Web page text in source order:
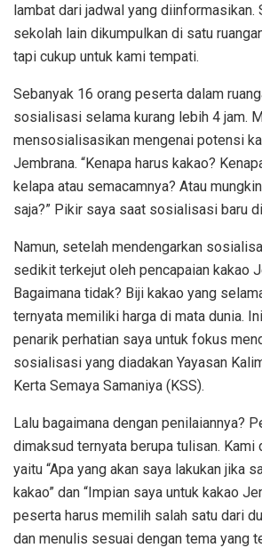
lambat dari jadwal yang diinformasikan.
sekolah lain dikumpulkan di satu
tapi cukup untuk kami tempati.
Sebanyak 16 orang peserta dalam
sosialisasi selama kurang lebih 4 jam.
mensosialisasikan mengenai potensi
Jembrana. “Kenapa harus kakao?
kelapa atau semacamnya? Atau
saja?” Pikir saya saat sosialisasi baru
Namun, setelah mendengarkan
sedikit terkejut oleh pencapaian kakao
Bagaimana tidak? Biji kakao yang
ternyata memiliki harga di mata dunia.
penarik perhatian saya untuk fokus
sosialisasi yang diadakan Yayasan
Kerta Semaya Samaniya (KSS).
Lalu bagaimana dengan penilaiannya?
dimaksud ternyata berupa tulisan. Kami
yaitu “Apa yang akan saya lakukan jika
kakao” dan “Impian saya untuk kakao
peserta harus memilih salah satu dari
dan menulis sesuai dengan tema yang